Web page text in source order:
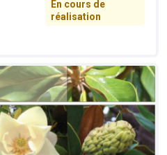
En cours de
réalisation